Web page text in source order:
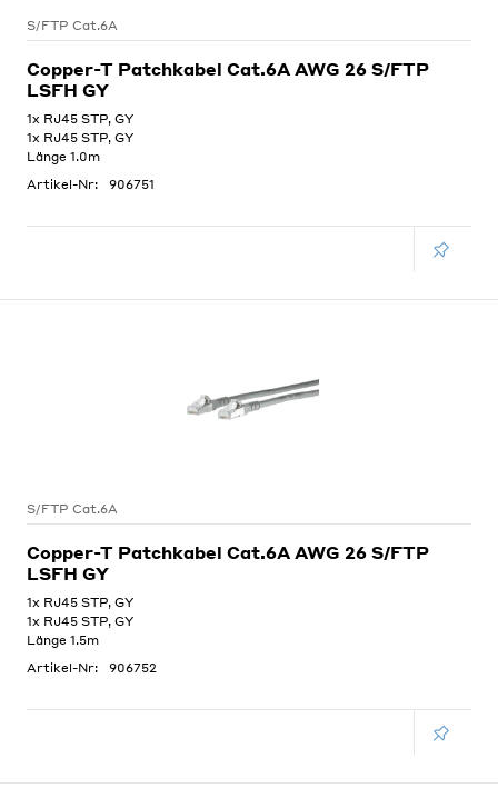
S/FTP Cat.6A
Copper-T Patchkabel Cat.6A AWG 26 S/FTP
LSFH GY
1x RJ45 STP, GY
1x RJ45 STP, GY
Länge 1.0m
Artikel-Nr:
906751
S/FTP Cat.6A
Copper-T Patchkabel Cat.6A AWG 26 S/FTP
LSFH GY
1x RJ45 STP, GY
1x RJ45 STP, GY
Länge 1.5m
Artikel-Nr:
906752